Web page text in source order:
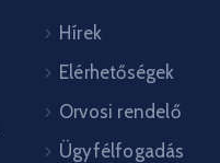
Hírek
Elérhetőségek
Orvosi rendelő
Ügyfélfogadás